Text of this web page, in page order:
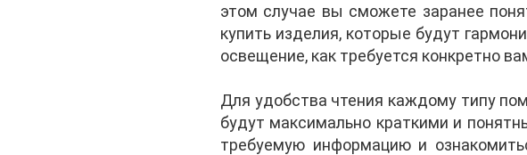
этом случае вы сможете заранее
купить изделия, которые будут
освещение, как требуется конкретно
Для удобства чтения каждому типу
будут максимально краткими и
требуемую информацию и